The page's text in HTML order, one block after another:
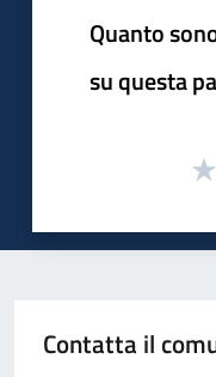
Quanto
su questa
Contatta il